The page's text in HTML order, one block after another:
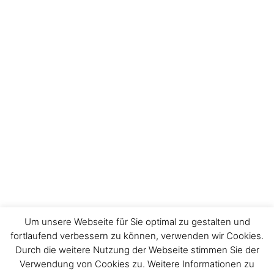
Impressum
Um unsere Webseite für Sie optimal zu gestalten und
fortlaufend verbessern zu können, verwenden wir Cookies.
Durch die weitere Nutzung der Webseite stimmen Sie der
Verwendung von Cookies zu. Weitere Informationen zu